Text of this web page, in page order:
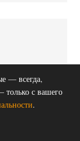
— всегда,
с вашего
.